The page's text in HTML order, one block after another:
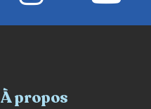
À propos